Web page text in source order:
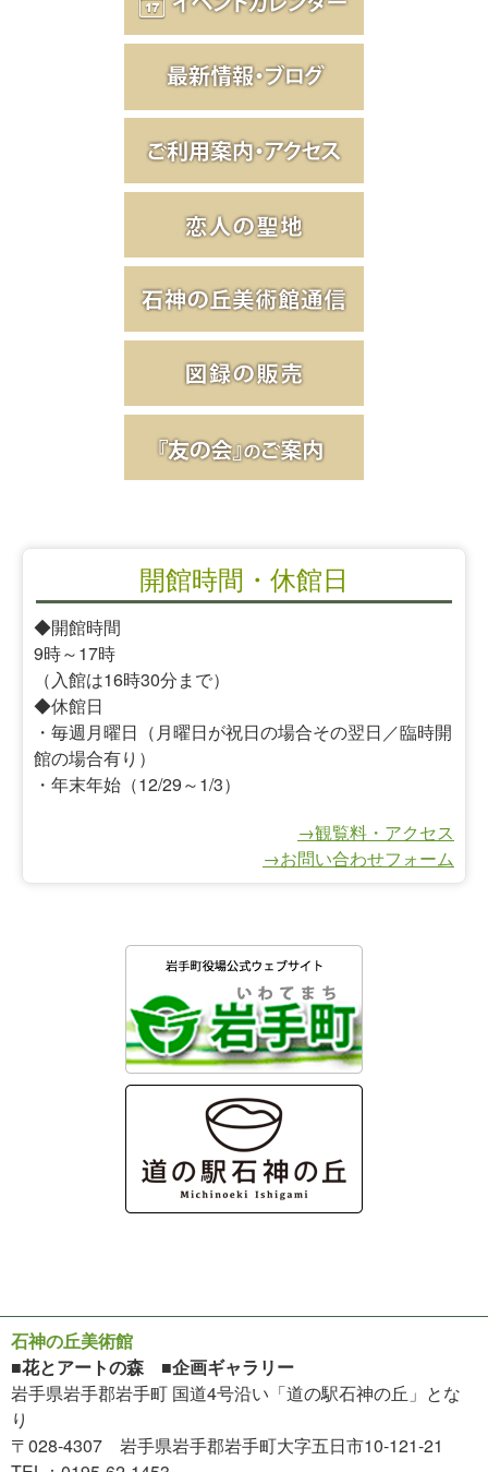
開館時間・休館日
◆開館時間
9時～17時
（入館は16時30分まで）
◆休館日
・毎週月曜日（月曜日が祝日の場合その翌日／臨時開
館の場合有り）
・年末年始（12/29～1/3）
→観覧料・アクセス
→お問い合わせフォーム
石神の丘美術館
■花とアートの森 ■企画ギャラリー
岩手県岩手郡岩手町 国道4号沿い「道の駅石神の丘」とな
り
〒028-4307 岩手県岩手郡岩手町大字五日市10-121-21